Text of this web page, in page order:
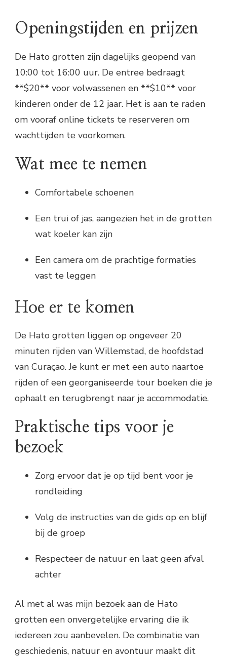
Openingstijden en prijzen
De Hato grotten zijn dagelijks geopend van
10:00 tot 16:00 uur. De entree bedraagt
**$20** voor volwassenen en **$10** voor
kinderen onder de 12 jaar. Het is aan te raden
om vooraf online tickets te reserveren om
wachttijden te voorkomen.
Wat mee te nemen
Comfortabele schoenen
Een trui of jas, aangezien het in de grotten
wat koeler kan zijn
Een camera om de prachtige formaties
vast te leggen
Hoe er te komen
De Hato grotten liggen op ongeveer 20
minuten rijden van Willemstad, de hoofdstad
van Curaçao. Je kunt er met een auto naartoe
rijden of een georganiseerde tour boeken die je
ophaalt en terugbrengt naar je accommodatie.
Praktische tips voor je
bezoek
Zorg ervoor dat je op tijd bent voor je
rondleiding
Volg de instructies van de gids op en blijf
bij de groep
Respecteer de natuur en laat geen afval
achter
Al met al was mijn bezoek aan de Hato
grotten een onvergetelijke ervaring die ik
iedereen zou aanbevelen. De combinatie van
geschiedenis, natuur en avontuur maakt dit